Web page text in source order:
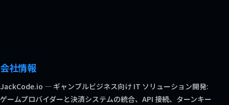
会社情報
JackCode.io — ギャンブルビジネス向け IT ソリューション開発:
ゲームプロバイダーと決済システムの統合、API 接続、ターンキー